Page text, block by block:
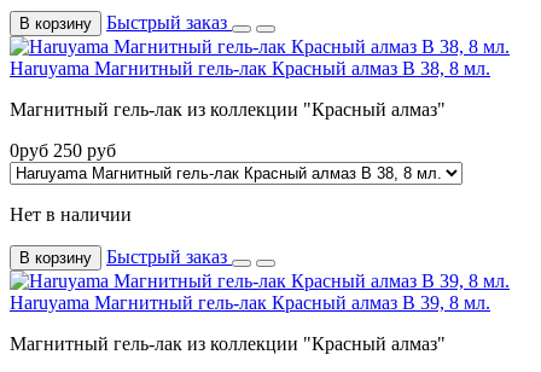
В корзину Быстрый заказ
Haruyama Магнитный гель-лак Красный алмаз B 38, 8 мл.
Магнитный гель-лак из коллекции "Красный алмаз"
0руб 250 руб
Нет в наличии
В корзину Быстрый заказ
Haruyama Магнитный гель-лак Красный алмаз B 39, 8 мл.
Магнитный гель-лак из коллекции "Красный алмаз"